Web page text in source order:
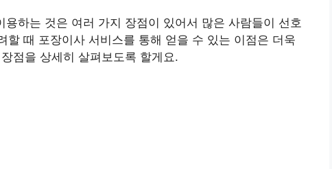
하는 것은 여러 가지 장점이 있어서 많은 사람들이 선호
할 때 포장이사 서비스를 통해 얻을 수 있는 이점은 더욱
점을 상세히 살펴보도록 할게요.